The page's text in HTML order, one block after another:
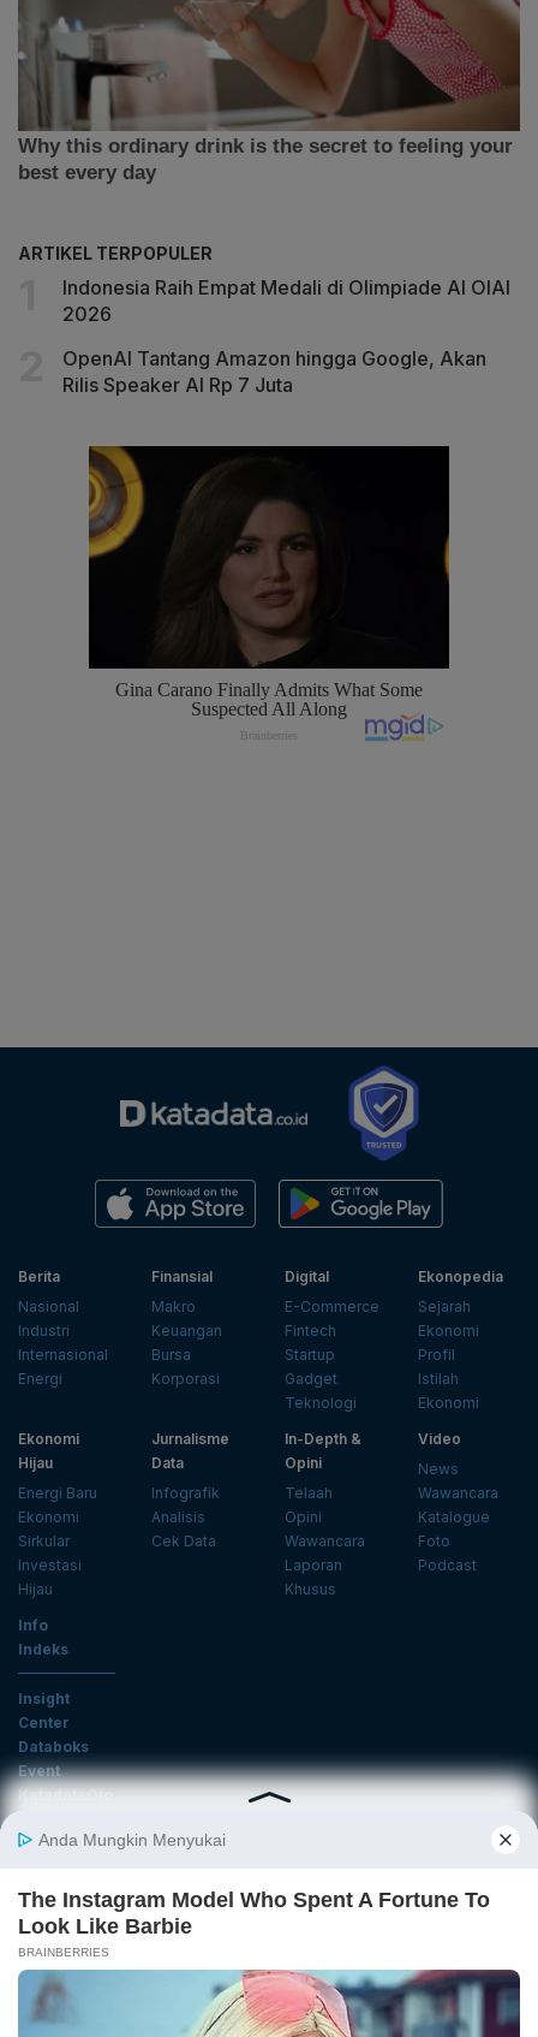
ARTIKEL TERPOPULER
Indonesia Raih Empat Medali di Olimpiade AI OIAI
2026
OpenAI Tantang Amazon hingga Google, Akan
Rilis Speaker AI Rp 7 Juta
Berita
Nasional
Industri
Internasional
Energi
Finansial
Makro
Keuangan
Bursa
Korporasi
Digital
E-Commerce
Fintech
Startup
Gadget
Teknologi
Ekonopedia
Sejarah
Ekonomi
Profil
Istilah
Ekonomi
Ekonomi
Hijau
Energi Baru
Ekonomi
Sirkular
Investasi
Hijau
Jurnalisme
Data
Infografik
Analisis
Cek Data
In-Depth &
Opini
Telaah
Opini
Wawancara
Laporan
Khusus
Video
News
Wawancara
Katalogue
Foto
Podcast
Info
Indeks
Insight
Center
Databoks
Event
KatadataOto
Email
Daftar